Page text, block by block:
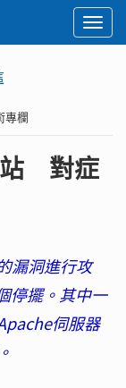
專欄
站 對症
漏洞進行攻
停擺。其中一
伺服器